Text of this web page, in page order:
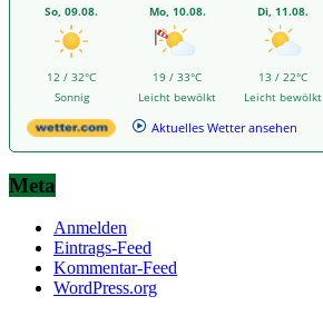
So, 09.08.
12 / 32°C
Sonnig
Mo, 10.08.
19 / 33°C
Leicht bewölkt
Di, 11.08.
13 / 22°C
Leicht bewölkt
Aktuelles Wetter ansehen
Meta
Anmelden
Eintrags-Feed
Kommentar-Feed
WordPress.org